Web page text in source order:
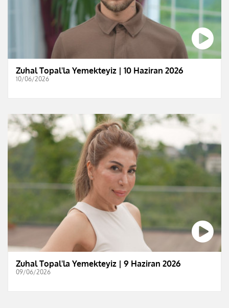
Zuhal Topal'la Yemekteyiz | 10 Haziran 2026
10/06/2026
Zuhal Topal'la Yemekteyiz | 9 Haziran 2026
09/06/2026